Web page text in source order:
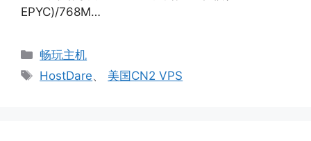
EPYC)/768M…
分
类
畅玩主机
标
HostDare、 美国CN2 VPS